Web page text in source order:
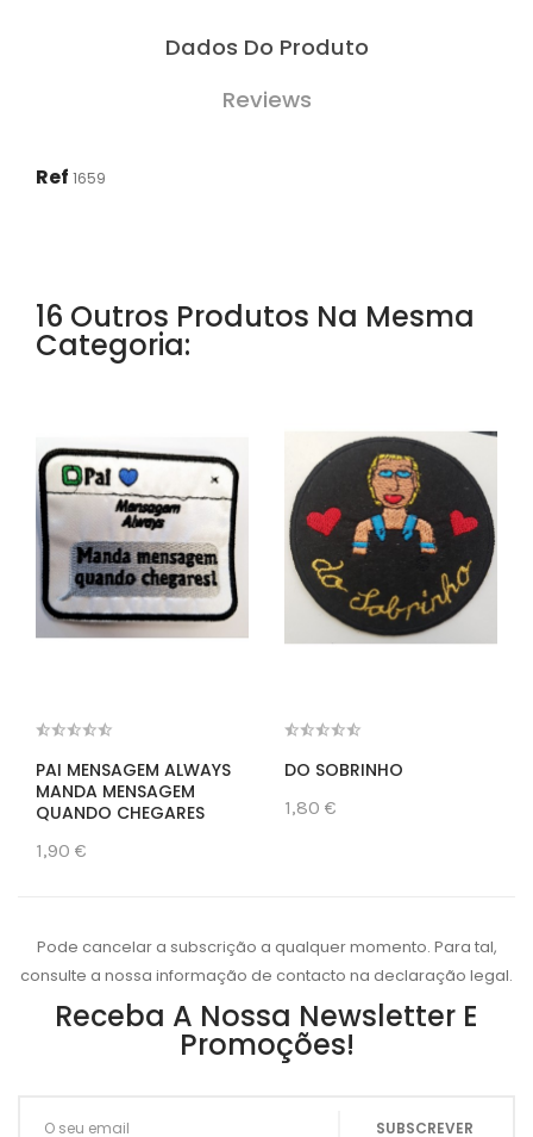
Dados Do Produto
Reviews
Ref 1659
16 Outros Produtos Na Mesma
Categoria:
PAI MENSAGEM ALWAYS
MANDA MENSAGEM
QUANDO CHEGARES
1,90 €
DO SOBRINHO
1,80 €
Pode cancelar a subscrição a qualquer momento. Para tal,
consulte a nossa informação de contacto na declaração legal.
Receba A Nossa Newsletter E
Promoções!